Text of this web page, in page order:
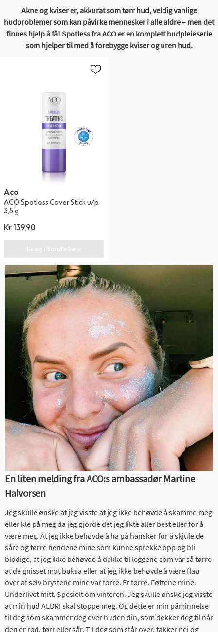
Akne og kviser er, akkurat som tørr hud, veldig vanlige
hudproblemer som kan påvirke mennesker i alle aldre – men det
finnes hjelp å få! Spotless fra ACO er en komplett hudpleieserie
som hjelper til med å forebygge kviser og uren hud.
Aco
ACO Spotless Cover Stick u/p
3,5 g
Kr 139,90
En liten melding fra ACO:s ambassadør Martine
Halvorsen
Jeg skulle ønske at jeg visste at jeg ikke behøvde å skamme meg
eller kle på meg da jeg gjorde det jeg likte aller best eller for å
være meg. At jeg ikke behøvde å ha på hansker for å skjule de
såre og tørre hendene mine som kunne sprekke opp og bli
blodige, at jeg ikke behøvde å dekke til leggene som var så tørre
at de gnisset mot buksa eller at jeg ikke behøvde å være flau
over at selv brystene mine var tørre. Er tørre. Føttene mine.
Underlivet mitt. Spesielt om vinteren. Jeg skulle ønske jeg visste
at min hud ALDRI skal stoppe meg. Og dette er min påminnelse
til deg som skammer deg over huden din, som dekker deg til når
den er rød, tørr eller sår. Til deg som står over, takker nei og